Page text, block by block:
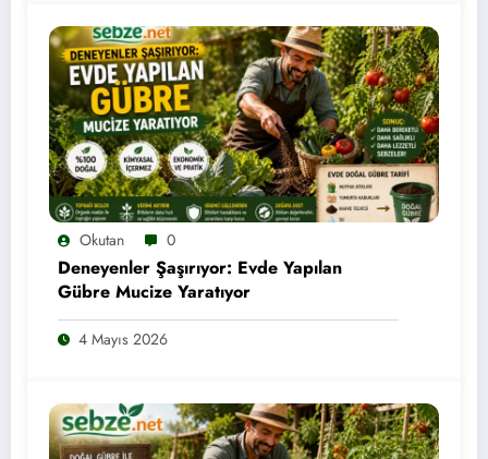
Okutan 0
Deneyenler Şaşırıyor: Evde Yapılan
Gübre Mucize Yaratıyor
4 Mayıs 2026